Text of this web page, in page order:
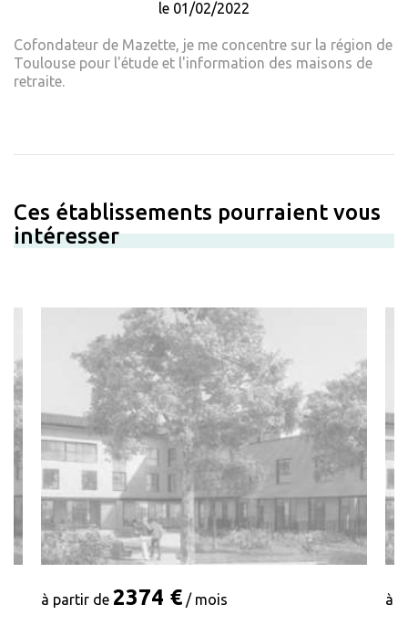
le 01/02/2022
Cofondateur de Mazette, je me concentre sur la région de
Toulouse pour l'étude et l'information des maisons de
retraite.
Ces établissements pourraient vous
intéresser
à partir de 2374 € / mois à